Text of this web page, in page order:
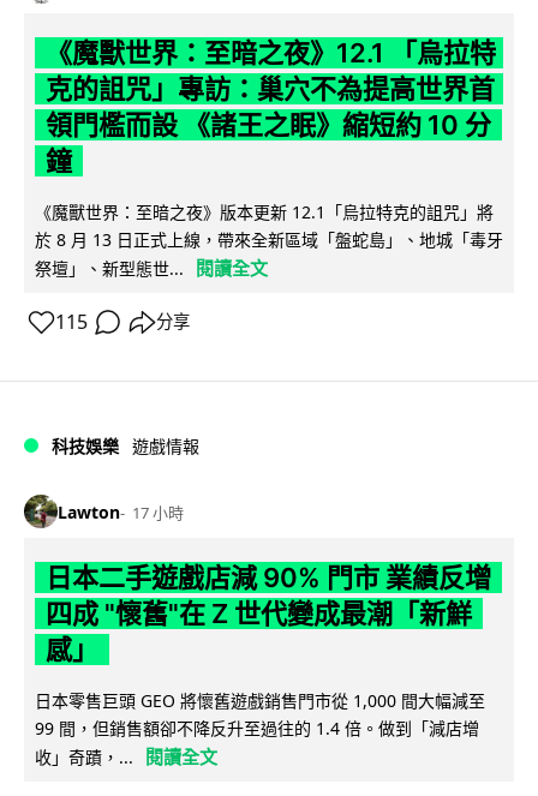
《魔獸世界：至暗之夜》12.1 「烏拉特
克的詛咒」專訪：巢穴不為提高世界首
領門檻而設 《諸王之眠》縮短約 10 分
鐘
《魔獸世界：至暗之夜》版本更新 12.1「烏拉特克的詛咒」將
於 8 月 13 日正式上線，帶來全新區域「盤蛇島」、地城「毒牙
祭壇」、新型態世...
閱讀全文
115 分享
科技娛樂 遊戲情報
Lawton 17 小時
日本二手遊戲店減 90% 門市 業績反增
四成 "懷舊"在 Z 世代變成最潮「新鮮
感」
日本零售巨頭 GEO 將懷舊遊戲銷售門市從 1,000 間大幅減至
99 間，但銷售額卻不降反升至過往的 1.4 倍。做到「減店增
收」奇蹟，...
閱讀全文